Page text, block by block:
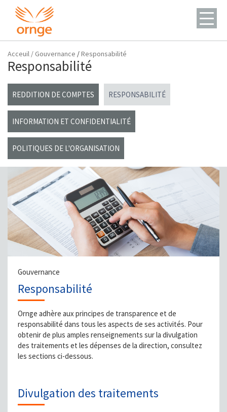
Acceuil / Gouvernance /Responsabilité
Responsabilité
REDDITION DE COMPTES RESPONSABILITÉ
INFORMATION ET CONFIDENTIALITÉ
POLITIQUES DE L'ORGANISATION
Gouvernance
Responsabilité
Ornge adhère aux principes de transparence et de
responsabilité dans tous les aspects de ses activités. Pour
obtenir de plus amples renseignements sur la divulgation
des traitements et les dépenses de la direction, consultez
les sections ci-dessous.
Divulgation des traitements